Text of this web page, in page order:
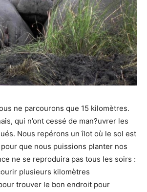
ne parcourons que 15 kilomètres.
qui n’ont cessé de man?uvrer les
Nous repérons un îlot où le sol est
que nous puissions planter nos
ne se reproduira pas tous les soirs :
plusieurs kilomètres
trouver le bon endroit pour